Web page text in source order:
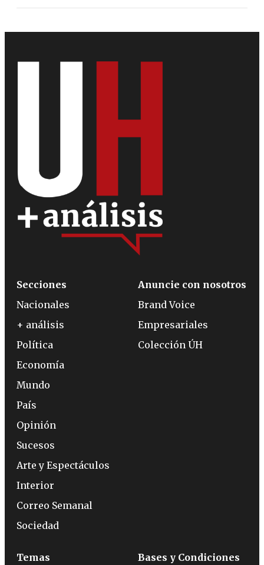
Secciones
Nacionales
+ análisis
Política
Economía
Mundo
País
Opinión
Sucesos
Arte y Espectáculos
Interior
Correo Semanal
Sociedad
Anuncie con nosotros
Brand Voice
Empresariales
Colección ÚH
Temas Bases y Condiciones